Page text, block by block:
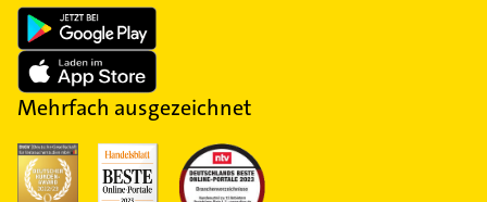
Mehrfach ausgezeichnet